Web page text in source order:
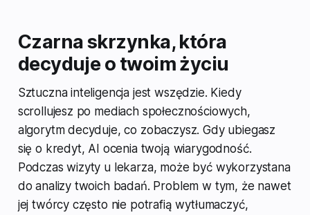
Czarna skrzynka, która
decyduje o twoim życiu
Sztuczna inteligencja jest wszędzie. Kiedy
scrollujesz po mediach społecznościowych,
algorytm decyduje, co zobaczysz. Gdy ubiegasz
się o kredyt, AI ocenia twoją wiarygodność.
Podczas wizyty u lekarza, może być wykorzystana
do analizy twoich badań. Problem w tym, że nawet
jej twórcy często nie potrafią wytłumaczyć,